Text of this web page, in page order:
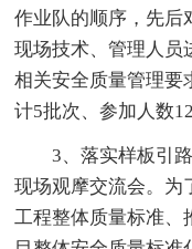
作业队的顺序，先后
现场技术、管理人员
相关安全质量管理要
计5批次、参加人数
3、落实样板引
现场观摩交流会。为
工程整体质量标准、